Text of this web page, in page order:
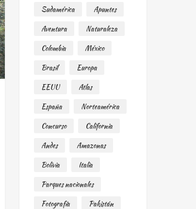
Sudamérica
Apuntes
Aventura
Naturaleza
Colombia
México
Brasil
Europa
EEUU
Atlas
España
Norteamérica
Concurso
California
Andes
Amazonas
Bolivia
Italia
Parques nacionales
Fotografía
Pakistán